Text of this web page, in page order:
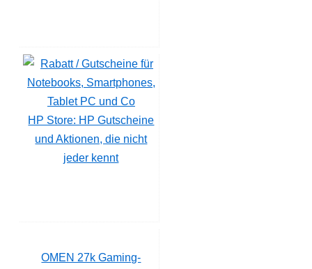
HP Store: HP Gutscheine
und Aktionen, die nicht
jeder kennt
OMEN 27k Gaming-